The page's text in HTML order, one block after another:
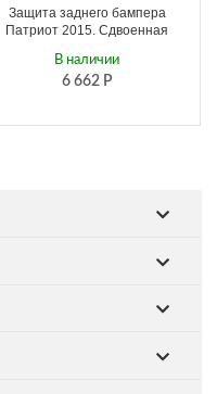
Защита заднего бампера
Патриот 2015. Сдвоенная
6 662 Р
В наличии